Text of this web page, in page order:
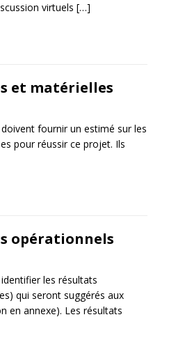
virtuels […]
et matérielles
fournir un estimé sur les
pour réussir ce projet. Ils
opérationnels
les résultats
qui seront suggérés aux
en annexe). Les résultats